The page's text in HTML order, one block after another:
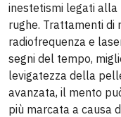
inestetismi legati alla
rughe. Trattamenti di
radiofrequenza e
segni del tempo,
levigatezza della
avanzata, il mento
più marcata a causa